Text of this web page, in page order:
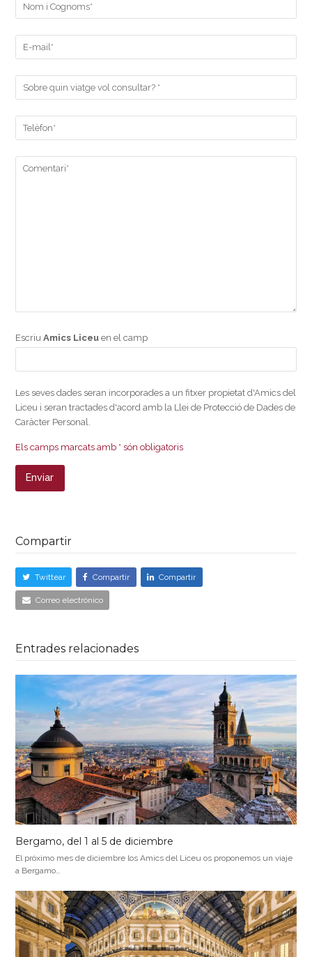
EscriuAmics Liceu en el camp
Les seves dades seran incorporades a un fitxer propietat d'Amics del
Liceu i seran tractades d'acord amb la Llei de Protecció de Dades de
Caràcter Personal.
Els camps marcats amb * són obligatoris
Compartir
Twittear Compartir Compartir
Correo electrónico
Entrades relacionades
Bergamo, del 1 al 5 de diciembre
El próximo mes de diciembre los Amics del Liceu os proponemos un viaje
a Bergamo…